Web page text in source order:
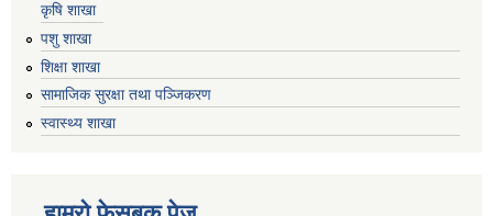
कृषि शाखा
पशु शाखा
शिक्षा शाखा
सामाजिक सुरक्षा तथा पञ्जिकरण
स्वास्थ्य शाखा